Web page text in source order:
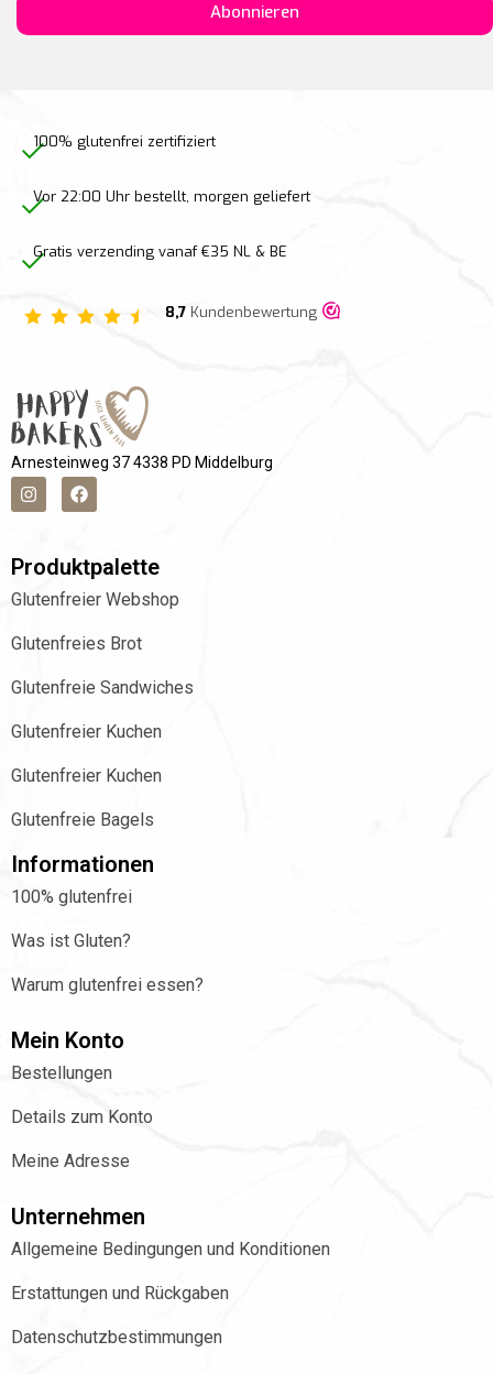
Abonnieren
100% glutenfrei zertifiziert
Vor 22:00 Uhr bestellt, morgen geliefert
Gratis verzending vanaf €35 NL & BE
8,7 Kundenbewertung
Arnesteinweg 37 4338 PD Middelburg
Produktpalette
Glutenfreier Webshop
Glutenfreies Brot
Glutenfreie Sandwiches
Glutenfreier Kuchen
Glutenfreier Kuchen
Glutenfreie Bagels
Informationen
100% glutenfrei
Was ist Gluten?
Warum glutenfrei essen?
Mein Konto
Bestellungen
Details zum Konto
Meine Adresse
Unternehmen
Allgemeine Bedingungen und Konditionen
Erstattungen und Rückgaben
Datenschutzbestimmungen